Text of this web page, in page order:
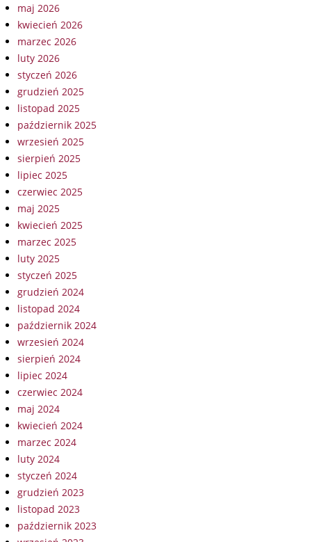
maj 2026
kwiecień 2026
marzec 2026
luty 2026
styczeń 2026
grudzień 2025
listopad 2025
październik 2025
wrzesień 2025
sierpień 2025
lipiec 2025
czerwiec 2025
maj 2025
kwiecień 2025
marzec 2025
luty 2025
styczeń 2025
grudzień 2024
listopad 2024
październik 2024
wrzesień 2024
sierpień 2024
lipiec 2024
czerwiec 2024
maj 2024
kwiecień 2024
marzec 2024
luty 2024
styczeń 2024
grudzień 2023
listopad 2023
październik 2023